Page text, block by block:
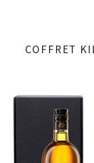
COFFRET